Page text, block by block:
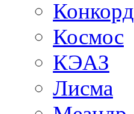
Конкорд
Космос
КЭАЗ
Лисма